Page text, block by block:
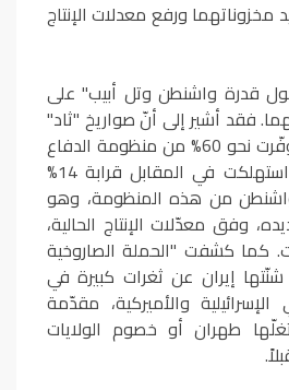
مخزوناتهما ورفع معدلات الإنتاج
قدرة واشنطن وتل أبيب" على
فقد أشير إلى أنّ صواريخ "ثاد"
الاعتراضية الأميركية وفّرت نحو 60% من منظومة الدفاع
الجوي للكيان، لكنها استهلكت في المقابل قرابة 14%
من هذه المنظومة، وهو
وفق معدّلات الإنتاج الحالية،
8 سنوات. كما كشفت "الحملة الصاروخية
إيران عن ثغرات كبيرة في
والأميركية، مقدّمة
طهران أو خصوم الولايات